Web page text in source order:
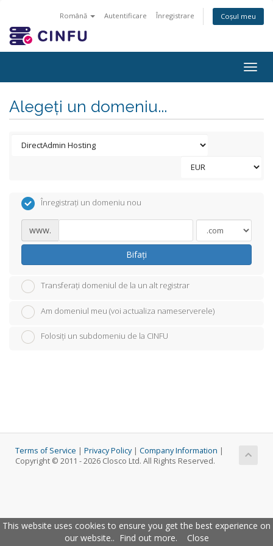
This website uses cookies to ensure you get the best experience on
our website.. Find out more. Close
Română Autentificare Înregistrare Coșul meu
Alegeți un domeniu...
Înregistrați un domeniu nou
www.
Bifați
Transferați domeniul de la un alt registrar
Am domeniul meu (voi actualiza nameserverele)
Folosiți un subdomeniu de la CINFU
Terms of Service | Privacy Policy| Company Information |
Copyright © 2011 - 2026 Closco Ltd. All Rights Reserved.